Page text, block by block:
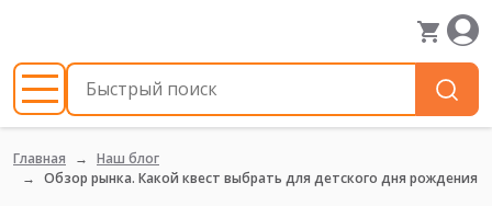
Главная
Наш блог
Обзор рынка. Какой квест выбрать для детского дня рождения